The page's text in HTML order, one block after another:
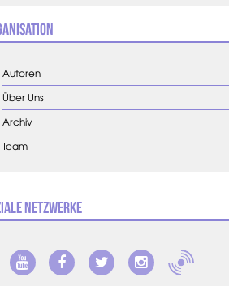
Autoren
Über Uns
Archiv
Team
Netzwerke